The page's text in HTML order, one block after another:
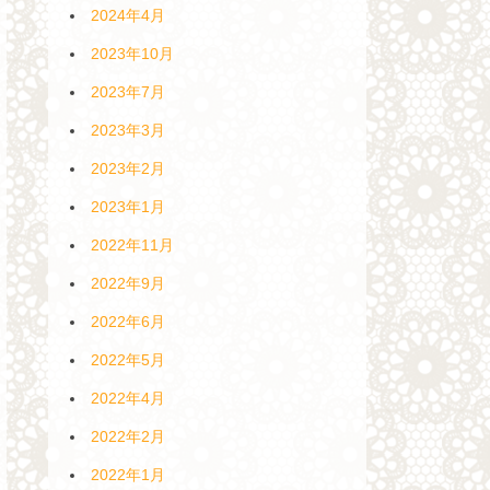
2024年4月
2023年10月
2023年7月
2023年3月
2023年2月
2023年1月
2022年11月
2022年9月
2022年6月
2022年5月
2022年4月
2022年2月
2022年1月